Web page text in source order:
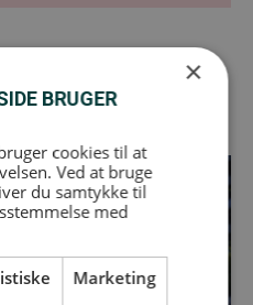
i disse
×
BRUGER
cookies til at
Ved at bruge
du samtykke til
med
Marketing